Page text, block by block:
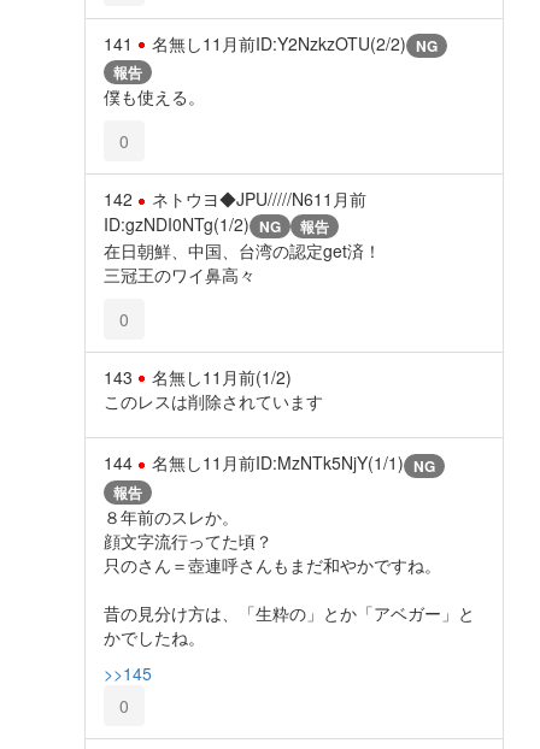
141 名無し11月前ID:Y2NzkzOTU(2/2) NG
報告
僕も使える。
0
142 ネトウヨ◆JPU/////N611月前
ID:gzNDI0NTg(1/2) NG 報告
在日朝鮮、中国、台湾の認定get済！
三冠王のワイ鼻高々
0
143 名無し11月前(1/2)
このレスは削除されています
144 名無し11月前ID:MzNTk5NjY(1/1) NG
報告
８年前のスレか。
顔文字流行ってた頃？
只のさん＝壺連呼さんもまだ和やかですね。
昔の見分け方は、「生粋の」とか「アベガー」と
かでしたね。
>>145
0